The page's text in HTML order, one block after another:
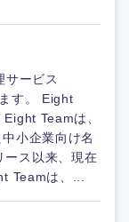
サービス
す。 Eight
Teamは、
小企業向け名
ース以来、現在
Teamは、...